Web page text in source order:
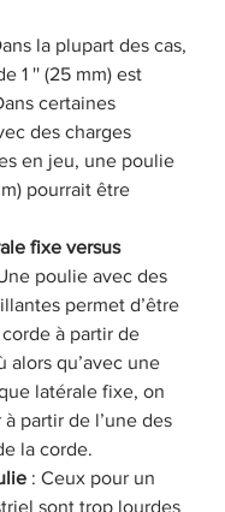
la plupart des cas,
1 '' (25 mm) est
certaines
des charges
en jeu, une poulie
pourrait être
fixe versus
poulie avec des
permet d’être
à partir de
alors qu’avec une
latérale fixe, on
partir de l’une des
la corde.
: Ceux pour un
sont trop lourdes